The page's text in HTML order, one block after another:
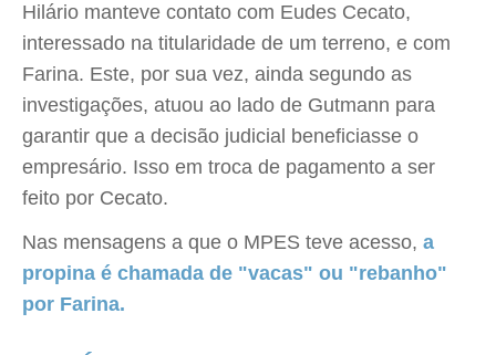
Hilário manteve contato com Eudes Cecato,
interessado na titularidade de um terreno, e com
Farina. Este, por sua vez, ainda segundo as
investigações, atuou ao lado de Gutmann para
garantir que a decisão judicial beneficiasse o
empresário. Isso em troca de pagamento a ser
feito por Cecato.
Nas mensagens a que o MPES teve acesso, a
propina é chamada de "vacas" ou "rebanho"
por Farina.